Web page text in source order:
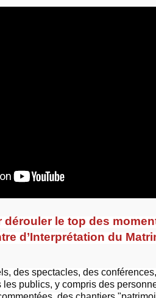
le top des
d’Interprétation du
des spectacles, des
publics, y compris des